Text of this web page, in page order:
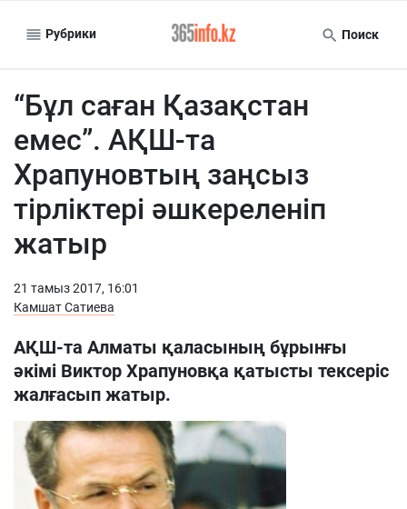
Рубрики Поиск
“Бұл саған Қазақстан
емес”. АҚШ-та
Храпуновтың заңсыз
тірліктері әшкереленіп
жатыр
21 тамыз 2017, 16:01
Камшат Сатиева
АҚШ-та Алматы қаласының бұрынғы
әкімі Виктор Храпуновқа қатысты тексеріс
жалғасып жатыр.